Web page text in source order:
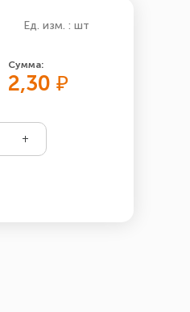
Ед. изм. : шт
Сумма:
2,30₽